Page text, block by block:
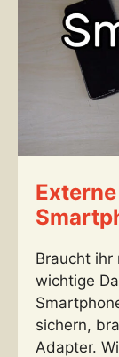
Braucht ihr
wichtige
sichern,
Adapter.